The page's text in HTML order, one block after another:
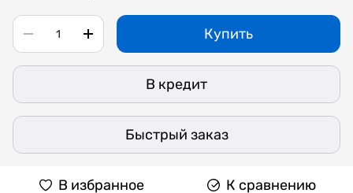
Купить
В кредит
Быстрый заказ
В избранное К сравнению